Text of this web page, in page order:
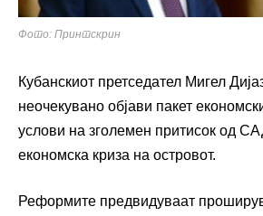
Фото: Принтскрин
Кубанскиот претседател Мигел
неочекувано објави пакет
услови на зголемен притисок од
економска криза на островот.
Реформите предвидуваат